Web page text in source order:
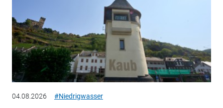
04.08.2026 #Niedrigwasser